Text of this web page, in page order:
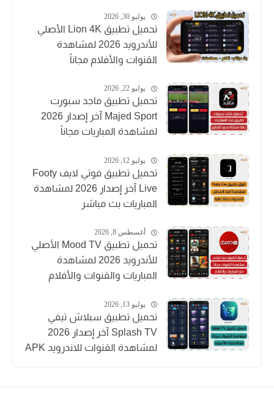
يوليو 30, 2026
تحميل تطبيق Lion 4K الأصلي
للأندرويد 2026 لمشاهدة
القنوات والأفلام مجاناً
يوليو 22, 2026
تحميل تطبيق ماجد سبورت
Majed Sport آخر إصدار 2026
لمشاهدة المباريات مجاناً
يوليو 12, 2026
تحميل تطبيق فوتي لايف Footy
Live آخر إصدار 2026 لمشاهدة
المباريات بث مباشر
أغسطس 8, 2026
تحميل تطبيق Mood TV الأصلي
للأندرويد 2026 لمشاهدة
المباريات والقنوات والأفلام
يوليو 13, 2026
تحميل تطبيق سبلاش تيفي
Splash TV آخر إصدار 2026
لمشاهدة القنوات للاندرويد APK